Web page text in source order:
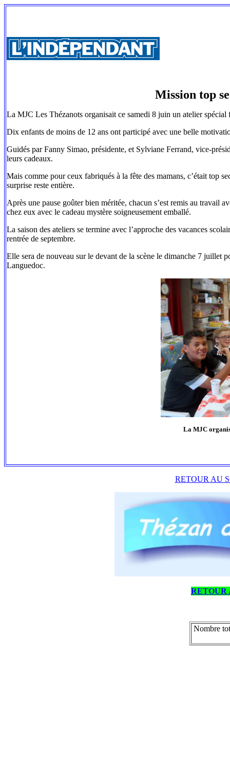
Mission top
La MJC Les Thézanots organisait ce samedi 8 juin un atelier spécial
Dix enfants de moins de 12 ans ont participé avec une belle
Guidés par Fanny Simao, présidente, et Sylviane Ferrand, vice-
leurs cadeaux.
Mais comme pour ceux fabriqués à la fête des mamans, c’était top
surprise reste entière.
Après une pause goûter bien méritée, chacun s’est remis au travail
chez eux avec le cadeau mystère soigneusement emballé.
La saison des ateliers se termine avec l’approche des vacances
rentrée de septembre.
Elle sera de nouveau sur le devant de la scène le dimanche 7 juillet
Languedoc.
La MJC
RETOUR AU
RETOUR
Nombre